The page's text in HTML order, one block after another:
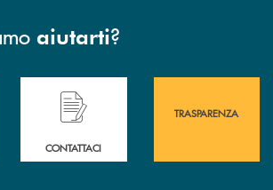
aiutarti?
delle&nbsp; filiali&nbsp; di Banca
Hai bisogno di assistenza immediata?
CONTATTACI
TRASPARENZA